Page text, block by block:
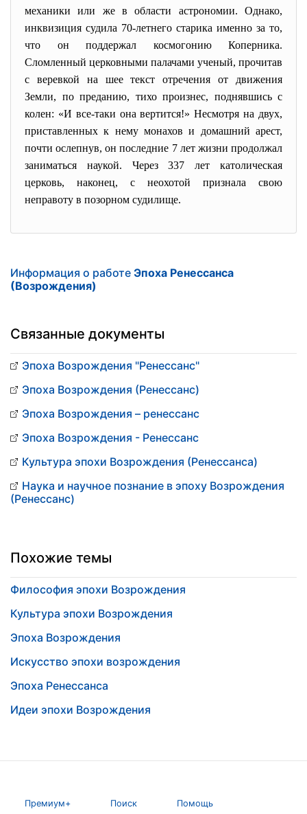
механики или же в области астрономии. Однако,
инквизиция судила 70-летнего старика именно за то,
что он поддержал космогонию Коперника.
Сломленный церковными палачами ученый, прочитав
с веревкой на шее текст отречения от движения
Земли, по преданию, тихо произнес, поднявшись с
колен: «И все-таки она вертится!» Несмотря на двух,
приставленных к нему монахов и домашний арест,
почти ослепнув, он последние 7 лет жизни продолжал
заниматься наукой. Через 337 лет католическая
церковь, наконец, с неохотой признала свою
неправоту в позорном судилище.
Информация о работе Эпоха Ренессанса
(Возрождения)
Связанные документы
Эпоха Возрождения "Ренессанс"
Эпоха Возрождения (Ренессанс)
Эпоха Возрождения – ренессанс
Эпоха Возрождения - Ренессанс
Культура эпохи Возрождения (Ренессанса)
Наука и научное познание в эпоху Возрождения
(Ренессанс)
Похожие темы
Философия эпохи Возрождения
Культура эпохи Возрождения
Эпоха Возрождения
Искусство эпохи возрождения
Эпоха Ренессанса
Идеи эпохи Возрождения
Премиум+ Поиск Помощь